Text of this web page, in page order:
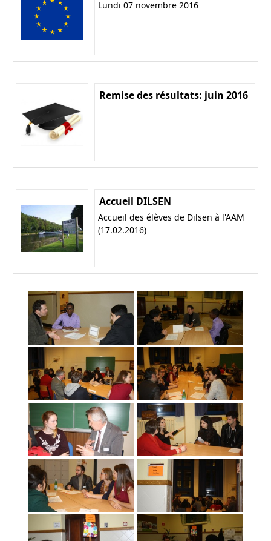
Lundi 07 novembre 2016
Remise des résultats: juin 2016
Accueil DILSEN
Accueil des élèves de Dilsen à l'AAM
(17.02.2016)